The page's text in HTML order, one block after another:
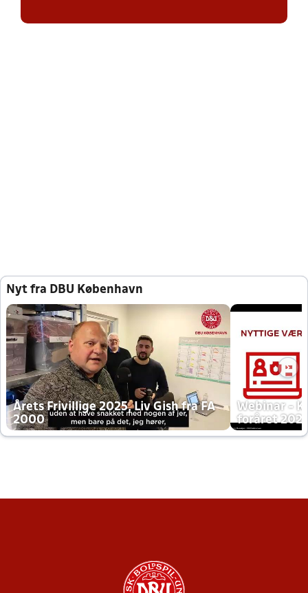
Nyt fra DBU København
Årets Frivillige 2025, Liv Gish fra FA
2000
Webinar -
foråret